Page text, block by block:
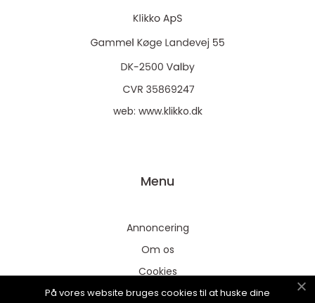
web: www.klikko.dk
Menu
Annoncering
Om os
Cookies
Kontakt os
På vores website bruges cookies til at huske dine